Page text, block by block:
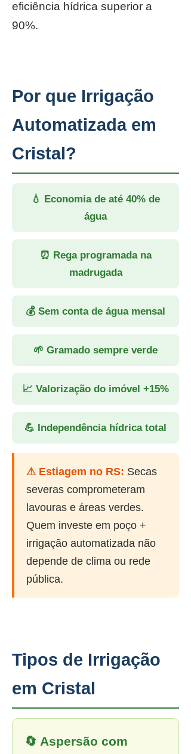
eficiência hídrica superior a
90%.
Por que Irrigação
Automatizada em
Cristal?
💧 Economia de até 40% de
água
⏰ Rega programada na
madrugada
💰 Sem conta de água mensal
🌱 Gramado sempre verde
📈 Valorização do imóvel +15%
💪 Independência hídrica total
⚠ Estiagem no RS: Secas
severas comprometeram
lavouras e áreas verdes.
Quem investe em poço +
irrigação automatizada não
depende de clima ou rede
pública.
Tipos de Irrigação
em Cristal
🔄 Aspersão com